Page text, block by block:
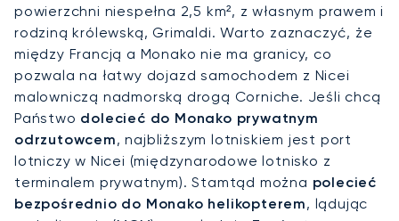
powierzchni niespełna 2,5 km², z własnym prawem i
rodziną królewską, Grimaldi. Warto zaznaczyć, że
między Francją a Monako nie ma granicy, co
pozwala na łatwy dojazd samochodem z Nicei
malowniczą nadmorską drogą Corniche. Jeśli chcą
Państwo dolecieć do Monako prywatnym
odrzutowcem, najbliższym lotniskiem jest port
lotniczy w Nicei (międzynarodowe lotnisko z
terminalem prywatnym). Stamtąd można polecieć
bezpośrednio do Monako helikopterem, lądując